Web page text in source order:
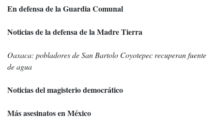
En defensa de la Guardia Comunal
Noticias de la defensa de la Madre Tierra
Oaxaca: pobladores de San Bartolo Coyotepec recuperan fuente
de agua
Noticias del magisterio democrático
Más asesinatos en México